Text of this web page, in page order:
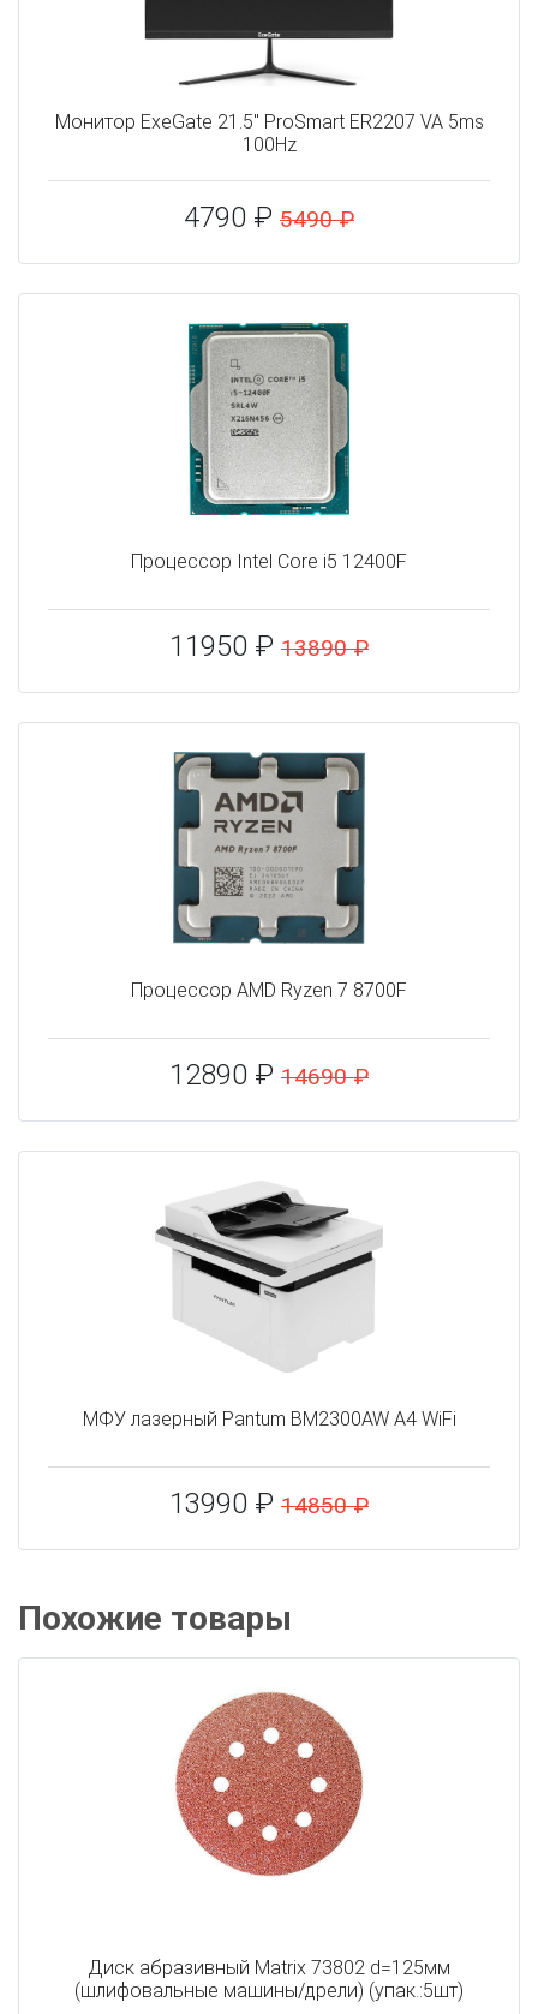
Монитор ExeGate 21.5" ProSmart ER2207 VA 5ms
100Hz
4790 ₽ 5490 ₽
Процессор Intel Core i5 12400F
11950 ₽ 13890 ₽
Процессор AMD Ryzen 7 8700F
12890 ₽ 14690 ₽
МФУ лазерный Pantum BM2300AW A4 WiFi
13990 ₽ 14850 ₽
Похожие товары
Диск абразивный Matrix 73802 d=125мм
(шлифовальные машины/дрели) (упак.:5шт)